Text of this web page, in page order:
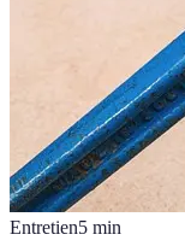
Entretien5 min